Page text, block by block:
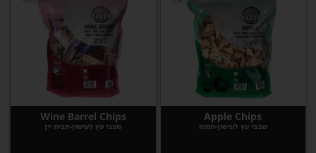
Apple Chips
שבבי עץ לעישון-תפוח
Wine Barrel Chips
שבבי עץ לעישון-חבית יין